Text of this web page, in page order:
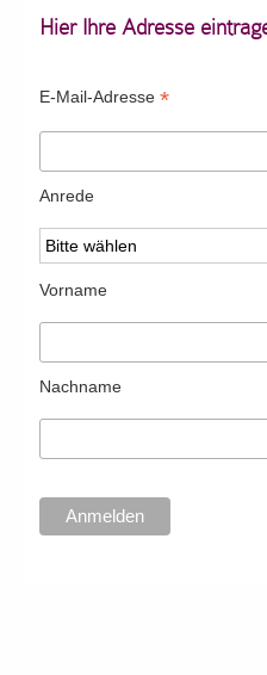
Hier Ihre Adresse
E-Mail-Adresse*
Anrede
Vorname
Nachname